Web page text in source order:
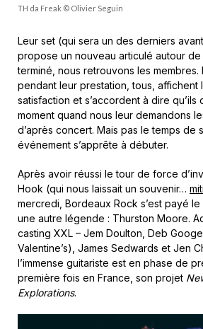
TH da Freak © Olivier Seguin
Leur set (qui sera un des derniers
propose un nouveau articulé autour de
terminé, nous retrouvons les
pendant leur prestation, tous, affichent
satisfaction et s’accordent à dire qu’ils
moment quand nous leur demandons
d’après concert. Mais pas le temps de
événement s’apprête à débuter.
Après avoir réussi le tour de force
Hook (qui nous laissait un souvenir…
mercredi, Bordeaux Rock s’est payé
une autre légende : Thurston Moore.
casting XXL – Jem Doulton, Deb
Valentine’s), James Sedwards et Jen
l’immense guitariste est en phase de
première fois en France, son projet
Explorations.